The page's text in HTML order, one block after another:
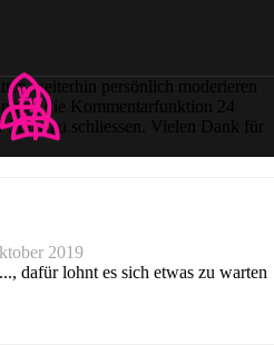
weiterhin persönlich moderieren
die Kommentarfunktion 24
zu schliessen. Vielen Dank für
2019
dafür lohnt es sich etwas zu warten